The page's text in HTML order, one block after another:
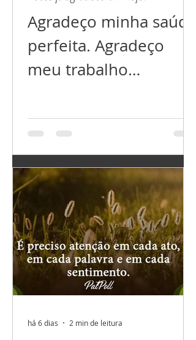
Agradeço minha saúde
perfeita. Agradeço
meu trabalho
meu relacionamento
perfeito. Agradeço por
ter tudo que preciso,
e...
há 6 dias 2 min de leitura